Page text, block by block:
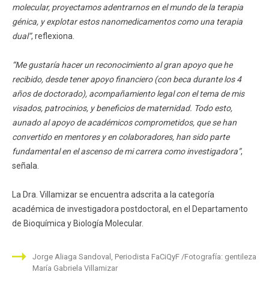
molecular, proyectamos adentrarnos en el mundo de la terapia
génica, y explotar estos nanomedicamentos como una terapia
dual”, reflexiona.
“Me gustaría hacer un reconocimiento al gran apoyo que he
recibido, desde tener apoyo financiero (con beca durante los 4
años de doctorado), acompañamiento legal con el tema de mis
visados, patrocinios, y beneficios de maternidad. Todo esto,
aunado al apoyo de académicos comprometidos, que se han
convertido en mentores y en colaboradores, han sido parte
fundamental en el ascenso de mi carrera como investigadora”,
señala.
La Dra. Villamizar se encuentra adscrita a la categoría
académica de investigadora postdoctoral, en el Departamento
de Bioquímica y Biología Molecular.
Jorge Aliaga Sandoval, Periodista FaCiQyF Fotografía: gentileza
María Gabriela Villamizar